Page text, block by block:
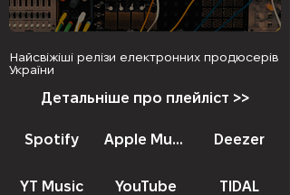
Найсвіжіші релізи електронних продюсерів
України
Детальніше про плейліст >>
Spotify Apple Music Deezer
YT Music YouTube TIDAL